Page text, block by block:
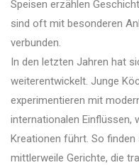
Speisen erzählen
sind oft mit besonderen
verbunden.
In den letzten Jahren hat
weiterentwickelt. Junge
experimentieren mit
internationalen Einflüssen,
Kreationen führt. So
mittlerweile Gerichte, die